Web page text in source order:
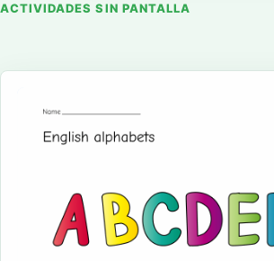
ACTIVIDADES SIN PANTALLA